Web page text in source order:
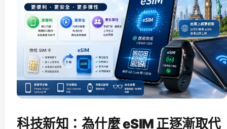
科技新知：為什麼 eSIM 正逐漸取代